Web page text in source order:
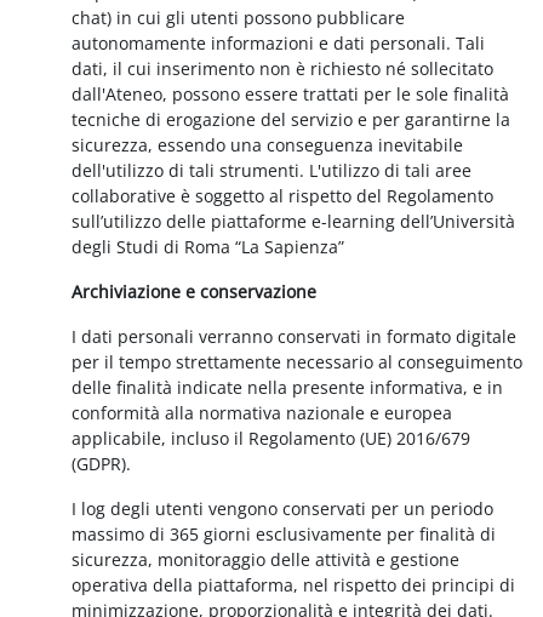
chat) in cui gli utenti possono pubblicare
autonomamente informazioni e dati personali. Tali
dati, il cui inserimento non è richiesto né sollecitato
dall'Ateneo, possono essere trattati per le sole finalità
tecniche di erogazione del servizio e per garantirne la
sicurezza, essendo una conseguenza inevitabile
dell'utilizzo di tali strumenti. L'utilizzo di tali aree
collaborative è soggetto al rispetto del Regolamento
sull’utilizzo delle piattaforme e-learning dell’Università
degli Studi di Roma “La Sapienza”
Archiviazione e conservazione
I dati personali verranno conservati in formato digitale
per il tempo strettamente necessario al conseguimento
delle finalità indicate nella presente informativa, e in
conformità alla normativa nazionale e europea
applicabile, incluso il Regolamento (UE) 2016/679
(GDPR).
I log degli utenti vengono conservati per un periodo
massimo di 365 giorni esclusivamente per finalità di
sicurezza, monitoraggio delle attività e gestione
operativa della piattaforma, nel rispetto dei principi di
minimizzazione, proporzionalità e integrità dei dati.